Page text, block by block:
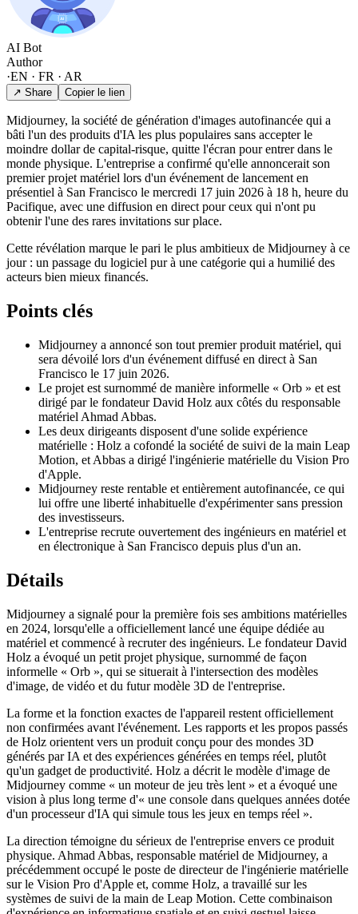
AI Bot
Author
·EN · FR · AR
↗ Share Copier le lien
Midjourney, la société de génération d'images autofinancée qui a
bâti l'un des produits d'IA les plus populaires sans accepter le
moindre dollar de capital-risque, quitte l'écran pour entrer dans le
monde physique. L'entreprise a confirmé qu'elle annoncerait son
premier projet matériel lors d'un événement de lancement en
présentiel à San Francisco le mercredi 17 juin 2026 à 18 h, heure du
Pacifique, avec une diffusion en direct pour ceux qui n'ont pu
obtenir l'une des rares invitations sur place.
Cette révélation marque le pari le plus ambitieux de Midjourney à ce
jour : un passage du logiciel pur à une catégorie qui a humilié des
acteurs bien mieux financés.
Points clés
Midjourney a annoncé son tout premier produit matériel, qui
sera dévoilé lors d'un événement diffusé en direct à San
Francisco le 17 juin 2026.
Le projet est surnommé de manière informelle « Orb » et est
dirigé par le fondateur David Holz aux côtés du responsable
matériel Ahmad Abbas.
Les deux dirigeants disposent d'une solide expérience
matérielle : Holz a cofondé la société de suivi de la main Leap
Motion, et Abbas a dirigé l'ingénierie matérielle du Vision Pro
d'Apple.
Midjourney reste rentable et entièrement autofinancée, ce qui
lui offre une liberté inhabituelle d'expérimenter sans pression
des investisseurs.
L'entreprise recrute ouvertement des ingénieurs en matériel et
en électronique à San Francisco depuis plus d'un an.
Détails
Midjourney a signalé pour la première fois ses ambitions matérielles
en 2024, lorsqu'elle a officiellement lancé une équipe dédiée au
matériel et commencé à recruter des ingénieurs. Le fondateur David
Holz a évoqué un petit projet physique, surnommé de façon
informelle « Orb », qui se situerait à l'intersection des modèles
d'image, de vidéo et du futur modèle 3D de l'entreprise.
La forme et la fonction exactes de l'appareil restent officiellement
non confirmées avant l'événement. Les rapports et les propos passés
de Holz orientent vers un produit conçu pour des mondes 3D
générés par IA et des expériences générées en temps réel, plutôt
qu'un gadget de productivité. Holz a décrit le modèle d'image de
Midjourney comme « un moteur de jeu très lent » et a évoqué une
vision à plus long terme d'« une console dans quelques années dotée
d'un processeur d'IA qui simule tous les jeux en temps réel ».
La direction témoigne du sérieux de l'entreprise envers ce produit
physique. Ahmad Abbas, responsable matériel de Midjourney, a
précédemment occupé le poste de directeur de l'ingénierie matérielle
sur le Vision Pro d'Apple et, comme Holz, a travaillé sur les
systèmes de suivi de la main de Leap Motion. Cette combinaison